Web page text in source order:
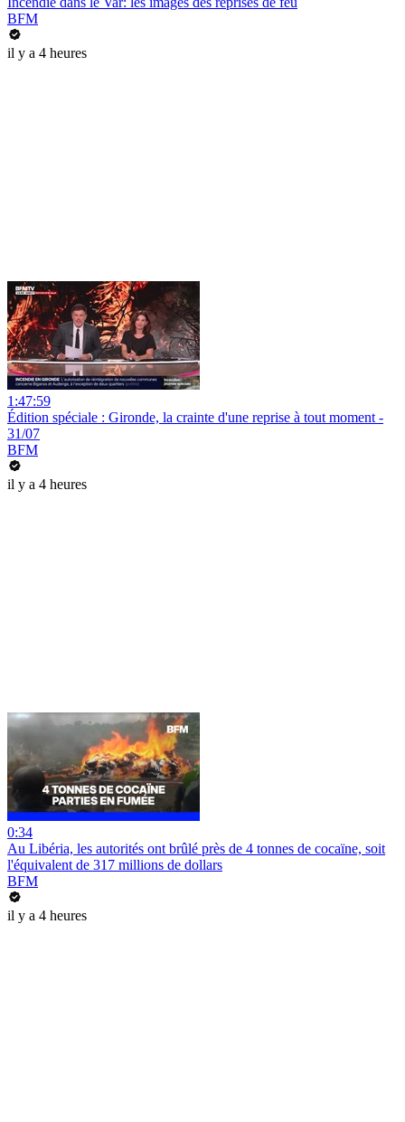
BFM
il y a 4 heures
1:47:59
Édition spéciale : Gironde, la crainte d'une reprise à tout moment -
31/07
BFM
il y a 4 heures
0:34
Au Libéria, les autorités ont brûlé près de 4 tonnes de cocaïne, soit
l'équivalent de 317 millions de dollars
BFM
il y a 4 heures